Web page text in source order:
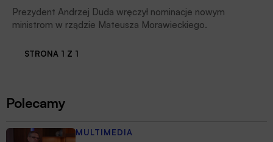
Prezydent Andrzej Duda wręczył nominacje nowym
ministrom w rządzie Mateusza Morawieckiego.
STRONA 1 Z 1
Polecamy
MULTIMEDIA